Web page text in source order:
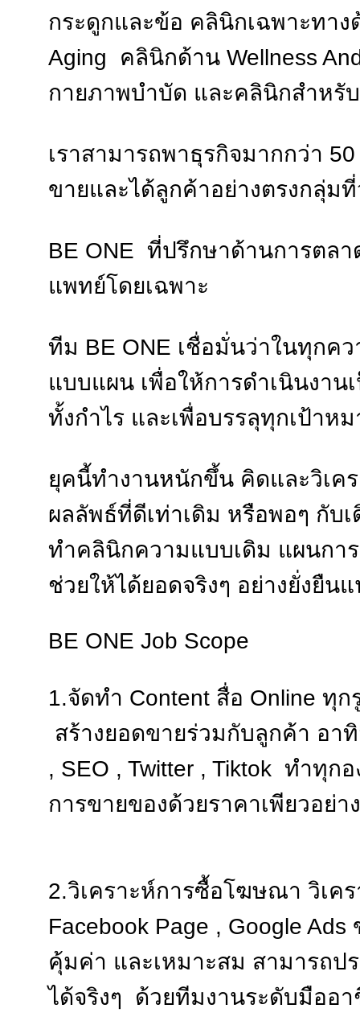
กระดูกและข้อ คลินิกเฉพาะทา
Aging คลินิกด้าน Wellness
กายภาพบำบัด และคลินิกสำหรั
เราสามารถพาธุรกิจมากกว่า
ขายและได้ลูกค้าอย่างตรงกลุ่ม
BE ONE ที่ปรึกษาด้านการตลา
แพทย์โดยเฉพาะ
ทีม BE ONE เชื่อมั่นว่าในทุกคว
แบบแผน เพื่อให้การดำเนินงาน
ทั้งกำไร และเพื่อบรรลุทุกเป้าห
ยุคนี้ทำงานหนักขึ้น คิดและวิเค
ผลลัพธ์ที่ดีเท่าเดิม หรือพอๆ กับ
ทำคลินิกความแบบเดิม แผนกา
ช่วยให้ได้ยอดจริงๆ อย่างยั่ง
BE ONE Job Scope
1.จัดทำ Content สื่อ Online ทุ
สร้างยอดขายร่วมกับลูกค้า อา
, SEO , Twitter , Tiktok ทำทุก
การขายของด้วยราคาเพียวอย่
2.วิเคราะห์การซื้อโฆษณา วิเค
Facebook Page , Google
คุ้มค่า และเหมาะสม สามารถป
ได้จริงๆ ด้วยทีมงานระดับมืออ